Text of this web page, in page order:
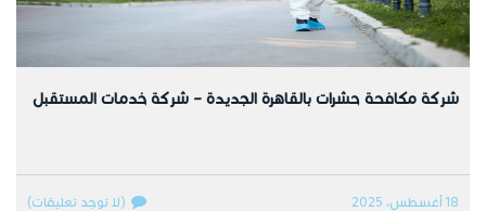
شركة مكافحة حشرات بالقاهرة الجديدة – شركة خدمات المستقبل
18 أغسطس، 2025 (لا توجد تعليقات)